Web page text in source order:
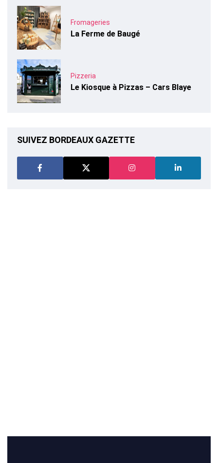
Fromageries
La Ferme de Baugé
Pizzeria
Le Kiosque à Pizzas – Cars Blaye
SUIVEZ BORDEAUX GAZETTE